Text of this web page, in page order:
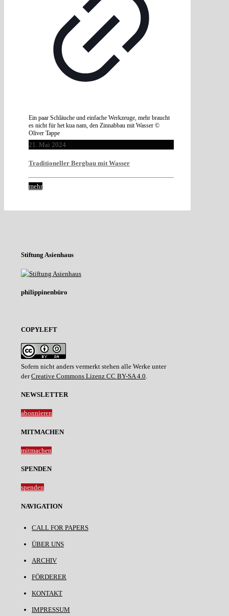
Ein paar Schläuche und einfache Werkzeuge, mehr braucht
es nicht für het kua nam, den Zinnabbau mit Wasser ©
Oliver Tappe
21. Mai 2024
Traditioneller Bergbau mit Wasser
mehr
Stiftung Asienhaus
philippinenbüro
COPYLEFT
Sofern nicht anders vermerkt stehen alle Werke unter
derCreative Commons Lizenz CC BY-SA 4.0
NEWSLETTER
abonnieren
MITMACHEN
mitmachen
SPENDEN
spenden
NAVIGATION
CALL FOR PAPERS
ÜBER UNS
ARCHIV
FÖRDERER
KONTAKT
IMPRESSUM